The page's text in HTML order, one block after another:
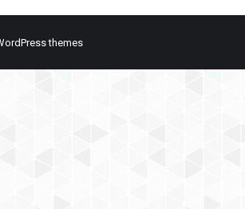
themes